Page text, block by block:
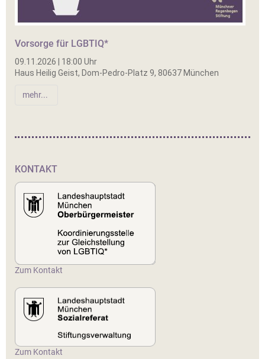
Vorsorge für LGBTIQ*
09.11.2026 | 18:00 Uhr
Haus Heilig Geist, Dom-Pedro-Platz 9, 80637 München
mehr...
KONTAKT
Zum Kontakt
Zum Kontakt